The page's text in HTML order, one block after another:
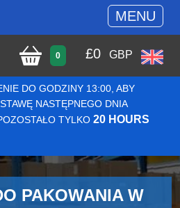
MENU
0 £0 GBP
DO GODZINY 13:00, ABY
NASTĘPNEGO DNIA
TYLKO 20 HOURS
PAKOWANIA W